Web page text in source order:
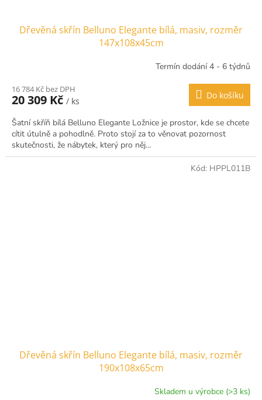
Dřevěná skřín Belluno Elegante bílá, masiv, rozměr
147x108x45cm
Termín dodání 4 - 6 týdnů
16 784 Kč bez DPH
20 309 Kč / ks
Do košíku
Šatní skříň bílá Belluno Elegante Ložnice je prostor, kde se chcete
cítit útulně a pohodlně. Proto stojí za to věnovat pozornost
skutečnosti, že nábytek, který pro něj...
Dřevěná skřín Belluno Elegante bílá, masiv, rozměr
190x108x65cm
Skladem u výrobce (>3 ks)
Kód: HPPL011B